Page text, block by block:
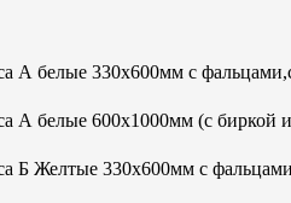
А белые 330х600мм с
А белые 600х1000мм (с
Б Желтые 330х600мм с